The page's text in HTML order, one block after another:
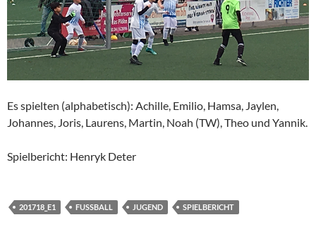
Es spielten (alphabetisch): Achille, Emilio, Hamsa, Jaylen,
Johannes, Joris, Laurens, Martin, Noah (TW), Theo und Yannik.
Spielbericht: Henryk Deter
201718_E1 FUSSBALL JUGEND SPIELBERICHT